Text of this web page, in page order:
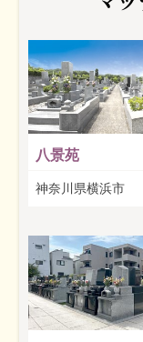
八景苑
神奈川県横浜市